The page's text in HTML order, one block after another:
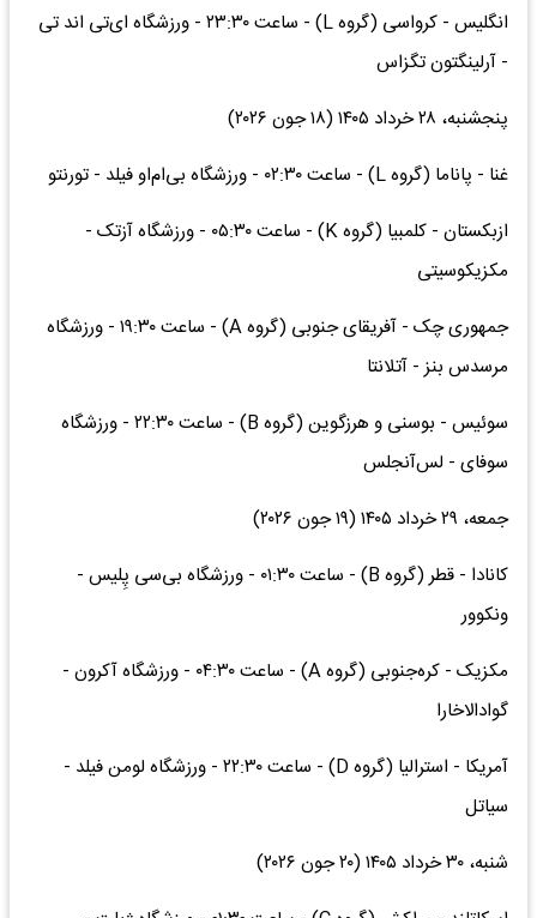
انگلیس - کرواسی (گروه L) - ساعت ۲۳:۳۰ - ورزشگاه ای‌تی اند تی
- آرلینگتون تگزاس
پنجشنبه، ۲۸ خرداد ۱۴۰۵ (۱۸ جون ۲۰۲۶)
غنا - پاناما (گروه L) - ساعت ۰۲:۳۰ - ورزشگاه بی‌ام‌او فیلد - تورنتو
ازبکستان - کلمبیا (گروه K) - ساعت ۰۵:۳۰ - ورزشگاه آزتک -
مکزیکوسیتی
جمهوری چک - آفریقای جنوبی (گروه A) - ساعت ۱۹:۳۰ - ورزشگاه
مرسدس بنز - آتلانتا
سوئیس - بوسنی و هرزگوین (گروه B) - ساعت ۲۲:۳۰ - ورزشگاه
سوفای - لس‌آنجلس
جمعه، ۲۹ خرداد ۱۴۰۵ (۱۹ جون ۲۰۲۶)
کانادا - قطر (گروه B) - ساعت ۰۱:۳۰ - ورزشگاه بی‌سی پِلیس -
ونکوور
مکزیک - کره‌جنوبی (گروه A) - ساعت ۰۴:۳۰ - ورزشگاه آکرون -
گوادالاخارا
آمریکا - استرالیا (گروه D) - ساعت ۲۲:۳۰ - ورزشگاه لومن فیلد -
سیاتل
شنبه، ۳۰ خرداد ۱۴۰۵ (۲۰ جون ۲۰۲۶)